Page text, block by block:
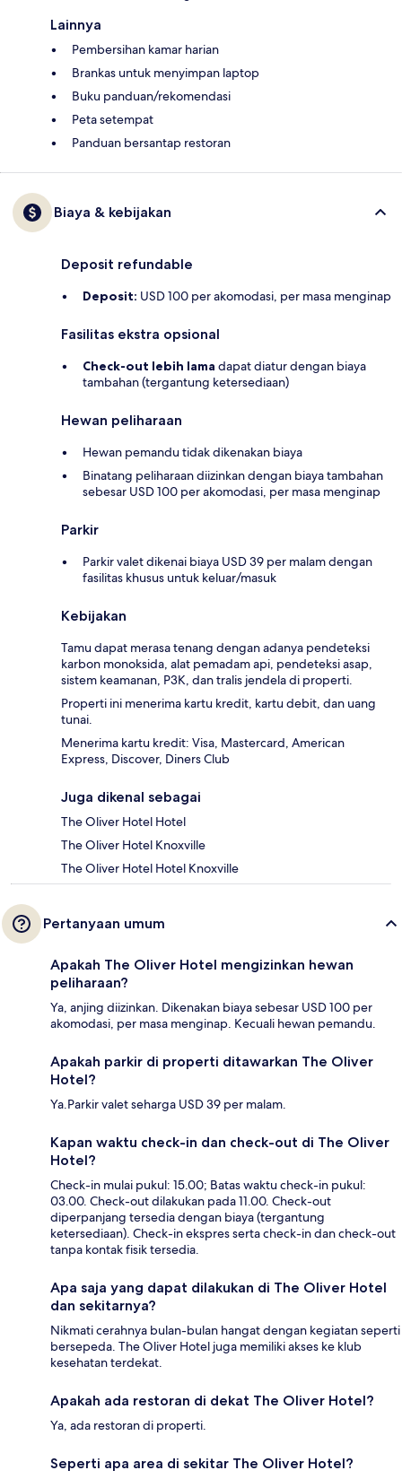
Lainnya
Pembersihan kamar harian
Brankas untuk menyimpan laptop
Buku panduan/rekomendasi
Peta setempat
Panduan bersantap restoran
Biaya & kebijakan
Deposit refundable
Deposit: USD 100 per akomodasi, per masa menginap
Fasilitas ekstra opsional
Check-out lebih lama dapat diatur dengan biaya
tambahan (tergantung ketersediaan)
Hewan peliharaan
Hewan pemandu tidak dikenakan biaya
Binatang peliharaan diizinkan dengan biaya tambahan
sebesar USD 100 per akomodasi, per masa menginap
Parkir
Parkir valet dikenai biaya USD 39 per malam dengan
fasilitas khusus untuk keluar/masuk
Kebijakan
Tamu dapat merasa tenang dengan adanya pendeteksi
karbon monoksida, alat pemadam api, pendeteksi asap,
sistem keamanan, P3K, dan tralis jendela di properti.
Properti ini menerima kartu kredit, kartu debit, dan uang
tunai.
Menerima kartu kredit: Visa, Mastercard, American
Express, Discover, Diners Club
Juga dikenal sebagai
The Oliver Hotel Hotel
The Oliver Hotel Knoxville
The Oliver Hotel Hotel Knoxville
Pertanyaan umum
Apakah The Oliver Hotel mengizinkan hewan
peliharaan?
Ya, anjing diizinkan. Dikenakan biaya sebesar USD 100 per
akomodasi, per masa menginap. Kecuali hewan pemandu.
Apakah parkir di properti ditawarkan The Oliver
Hotel?
Ya.Parkir valet seharga USD 39 per malam.
Kapan waktu check-in dan check-out di The Oliver
Hotel?
Check-in mulai pukul: 15.00; Batas waktu check-in pukul:
03.00. Check-out dilakukan pada 11.00. Check-out
diperpanjang tersedia dengan biaya (tergantung
ketersediaan). Check-in ekspres serta check-in dan check-out
tanpa kontak fisik tersedia.
Apa saja yang dapat dilakukan di The Oliver Hotel
dan sekitarnya?
Nikmati cerahnya bulan-bulan hangat dengan kegiatan seperti
bersepeda. The Oliver Hotel juga memiliki akses ke klub
kesehatan terdekat.
Apakah ada restoran di dekat The Oliver Hotel?
Ya, ada restoran di properti.
Seperti apa area di sekitar The Oliver Hotel?